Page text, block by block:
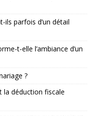
ils parfois d’un détail
t-elle l’ambiance d’un
?
la déduction fiscale